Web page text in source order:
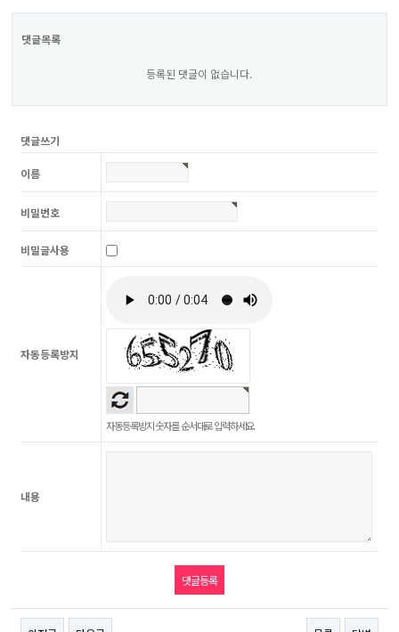
댓글목록
등록된 댓글이 없습니다.
댓글쓰기
이름
비밀번호
비밀글사용
자동등록방지
자동등록방지 숫자를 순서대로 입력하세요.
내용